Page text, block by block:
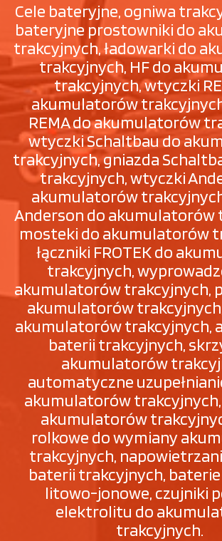
Cele bateryjne, ogniwa
bateryjne prostowniki do
trakcyjnych, ładowarki do
trakcyjnych, HF do
trakcyjnych, wtyczki
akumulatorów
REMA do akumulatorów
wtyczki Schaltbau do
trakcyjnych, gniazda
trakcyjnych, wtyczki
akumulatorów
Anderson do akumulatorów
mosteki do akumulatorów
łączniki FROTEK do
trakcyjnych,
akumulatorów trakcyjnych,
akumulatorów
akumulatorów trakcyjnych,
baterii trakcyjnych,
akumulatorów
automatyczne
akumulatorów trakcyjnych,
akumulatorów
rolkowe do wymiany
trakcyjnych,
baterii trakcyjnych,
litowo-jonowe, czujniki
elektrolitu do
trakcyjnych.